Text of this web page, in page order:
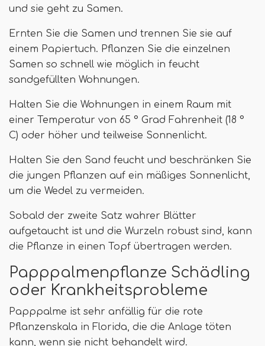
und sie geht zu Samen.
Ernten Sie die Samen und trennen Sie sie auf
einem Papiertuch. Pflanzen Sie die einzelnen
Samen so schnell wie möglich in feucht
sandgefüllten Wohnungen.
Halten Sie die Wohnungen in einem Raum mit
einer Temperatur von 65 ° Grad Fahrenheit (18 °
C) oder höher und teilweise Sonnenlicht.
Halten Sie den Sand feucht und beschränken Sie
die jungen Pflanzen auf ein mäßiges Sonnenlicht,
um die Wedel zu vermeiden.
Sobald der zweite Satz wahrer Blätter
aufgetaucht ist und die Wurzeln robust sind, kann
die Pflanze in einen Topf übertragen werden.
Papppalmenpflanze Schädling
oder Krankheitsprobleme
Papppalme ist sehr anfällig für die rote
Pflanzenskala in Florida, die die Anlage töten
kann, wenn sie nicht behandelt wird.